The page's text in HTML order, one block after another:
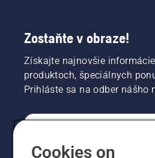
Zostaňte v obraze!
Získajte najnovšie
produktoch, špeciálnych
Prihláste sa na odber nášho
Cookies on